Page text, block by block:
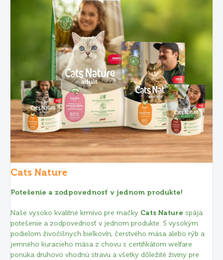
Cats Nature
Potešenie a zodpovednosť v jednom produkte!
Naše vysoko kvalitné krmivo pre mačky Cats Nature spája
potešenie a zodpovednosť v jednom produkte. S vysokým
podielom živočíšnych bielkovín, čerstvého mäsa alebo rýb a
jemného kuracieho mäsa z chovu s certifikátom welfare
ponúka druhovo vhodnú stravu a všetky dôležité živiny pre